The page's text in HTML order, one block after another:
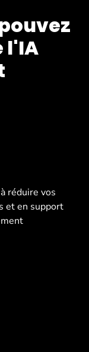
l'IA
réduire vos
et en support